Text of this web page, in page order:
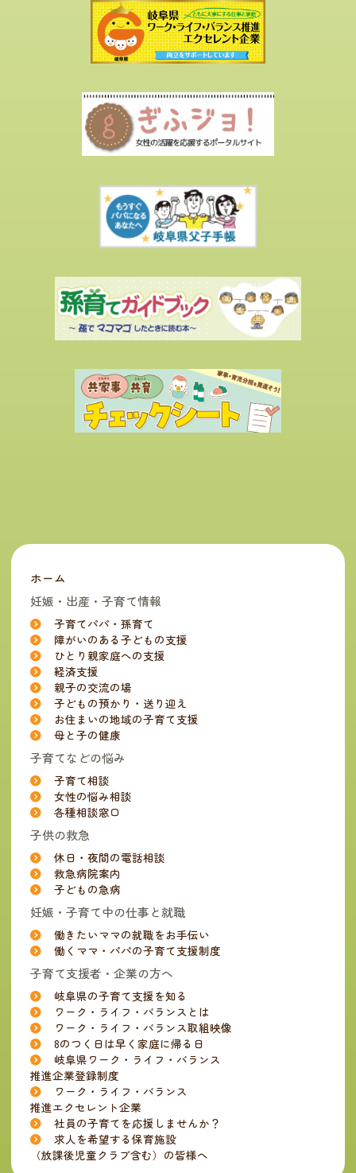
ホーム
妊娠・出産・子育て情報
子育てパパ・孫育て
障がいのある子どもの支援
ひとり親家庭への支援
経済支援
親子の交流の場
子どもの預かり・送り迎え
お住まいの地域の子育て支援
母と子の健康
子育てなどの悩み
子育て相談
女性の悩み相談
各種相談窓口
子供の救急
休日・夜間の電話相談
救急病院案内
子どもの急病
妊娠・子育て中の仕事と就職
働きたいママの就職をお手伝い
働くママ・パパの子育て支援制度
子育て支援者・企業の方へ
岐阜県の子育て支援を知る
ワーク・ライフ・バランスとは
ワーク・ライフ・バランス取組映像
8のつく日は早く家庭に帰る日
岐阜県ワーク・ライフ・バランス
推進企業登録制度
ワーク・ライフ・バランス
推進エクセレント企業
社員の子育てを応援しませんか？
求人を希望する保育施設
（放課後児童クラブ含む）の皆様へ